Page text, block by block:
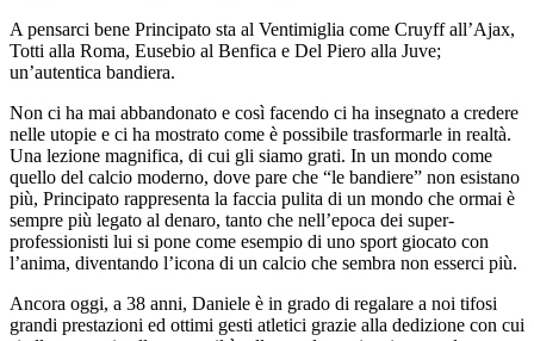
A pensarci bene Principato sta al Ventimiglia come Cruyff all’Ajax,
Totti alla Roma, Eusebio al Benfica e Del Piero alla Juve;
un’autentica bandiera.
Non ci ha mai abbandonato e così facendo ci ha insegnato a credere
nelle utopie e ci ha mostrato come è possibile trasformarle in realtà.
Una lezione magnifica, di cui gli siamo grati. In un mondo come
quello del calcio moderno, dove pare che “le bandiere” non esistano
più, Principato rappresenta la faccia pulita di un mondo che ormai è
sempre più legato al denaro, tanto che nell’epoca dei super-
professionisti lui si pone come esempio di uno sport giocato con
l’anima, diventando l’icona di un calcio che sembra non esserci più.
Ancora oggi, a 38 anni, Daniele è in grado di regalare a noi tifosi
grandi prestazioni ed ottimi gesti atletici grazie alla dedizione con cui